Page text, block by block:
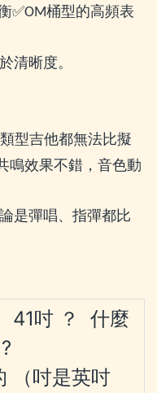
✅OM桶型的高頻表
清晰度。
型吉他都無法比擬
鳴效果不錯，音色動
是彈唱、指彈都比
41吋 ？ 什麼
（吋是英吋